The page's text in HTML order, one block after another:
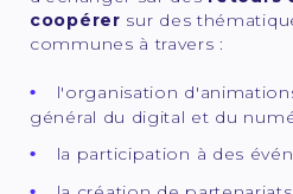
coopérer sur des
communes à travers :
l'organisation
général du digital et du
la participation à des